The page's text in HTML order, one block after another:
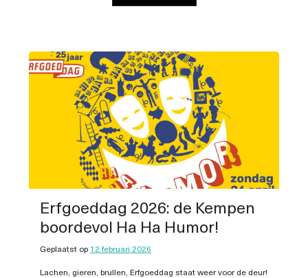
Erfgoeddag 2026: de Kempen
boordevol Ha Ha Humor!
Geplaatst op 12 februari 2026
Lachen, gieren, brullen, Erfgoeddag staat weer voor de deur!